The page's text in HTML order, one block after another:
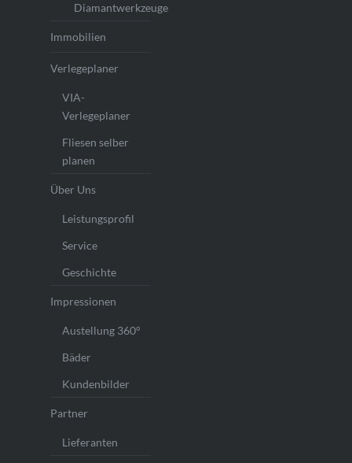
Diamantwerkzeuge
Immobilien
Verlegeplaner
VIA-
Verlegeplaner
Fliesen selber
planen
Über Uns
Leistungsprofil
Service
Geschichte
Impressionen
Austellung 360°
Bäder
Kundenbilder
Partner
Lieferanten